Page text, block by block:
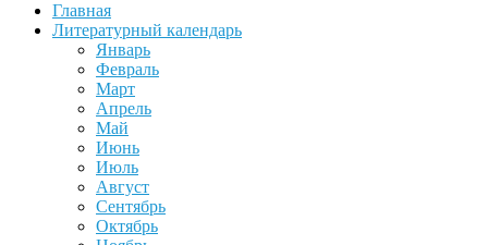
Главная
Литературный календарь
Январь
Февраль
Март
Апрель
Май
Июнь
Июль
Август
Сентябрь
Октябрь